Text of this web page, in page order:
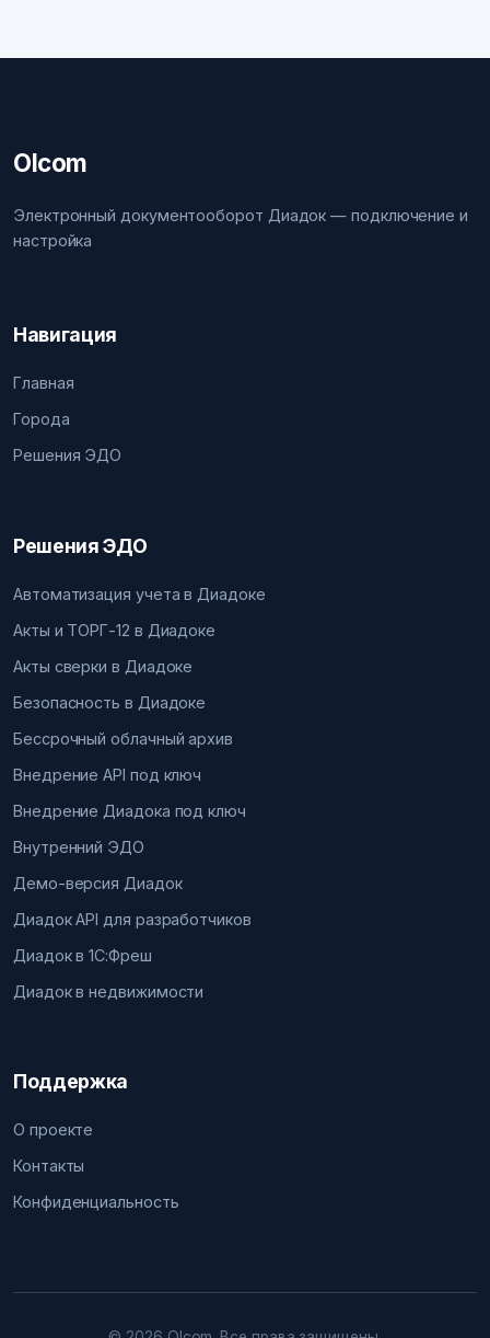
Olcom
Электронный документооборот Диадок — подключение и
настройка
Навигация
Главная
Города
Решения ЭДО
Решения ЭДО
Автоматизация учета в Диадоке
Акты и ТОРГ-12 в Диадоке
Акты сверки в Диадоке
Безопасность в Диадоке
Бессрочный облачный архив
Внедрение API под ключ
Внедрение Диадока под ключ
Внутренний ЭДО
Демо-версия Диадок
Диадок API для разработчиков
Диадок в 1С:Фреш
Диадок в недвижимости
Поддержка
О проекте
Контакты
Конфиденциальность